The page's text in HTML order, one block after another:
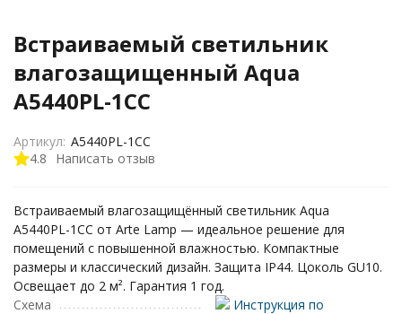
Встраиваемый светильник
влагозащищенный Aqua
A5440PL-1CC
4.8 Написать отзыв
Артикул: A5440PL-1CC
Встраиваемый влагозащищённый светильник Aqua
A5440PL-1CC от Arte Lamp — идеальное решение для
помещений с повышенной влажностью. Компактные
размеры и классический дизайн. Защита IP44. Цоколь GU10.
Освещает до 2 м². Гарантия 1 год.
Схема
Инструкция по